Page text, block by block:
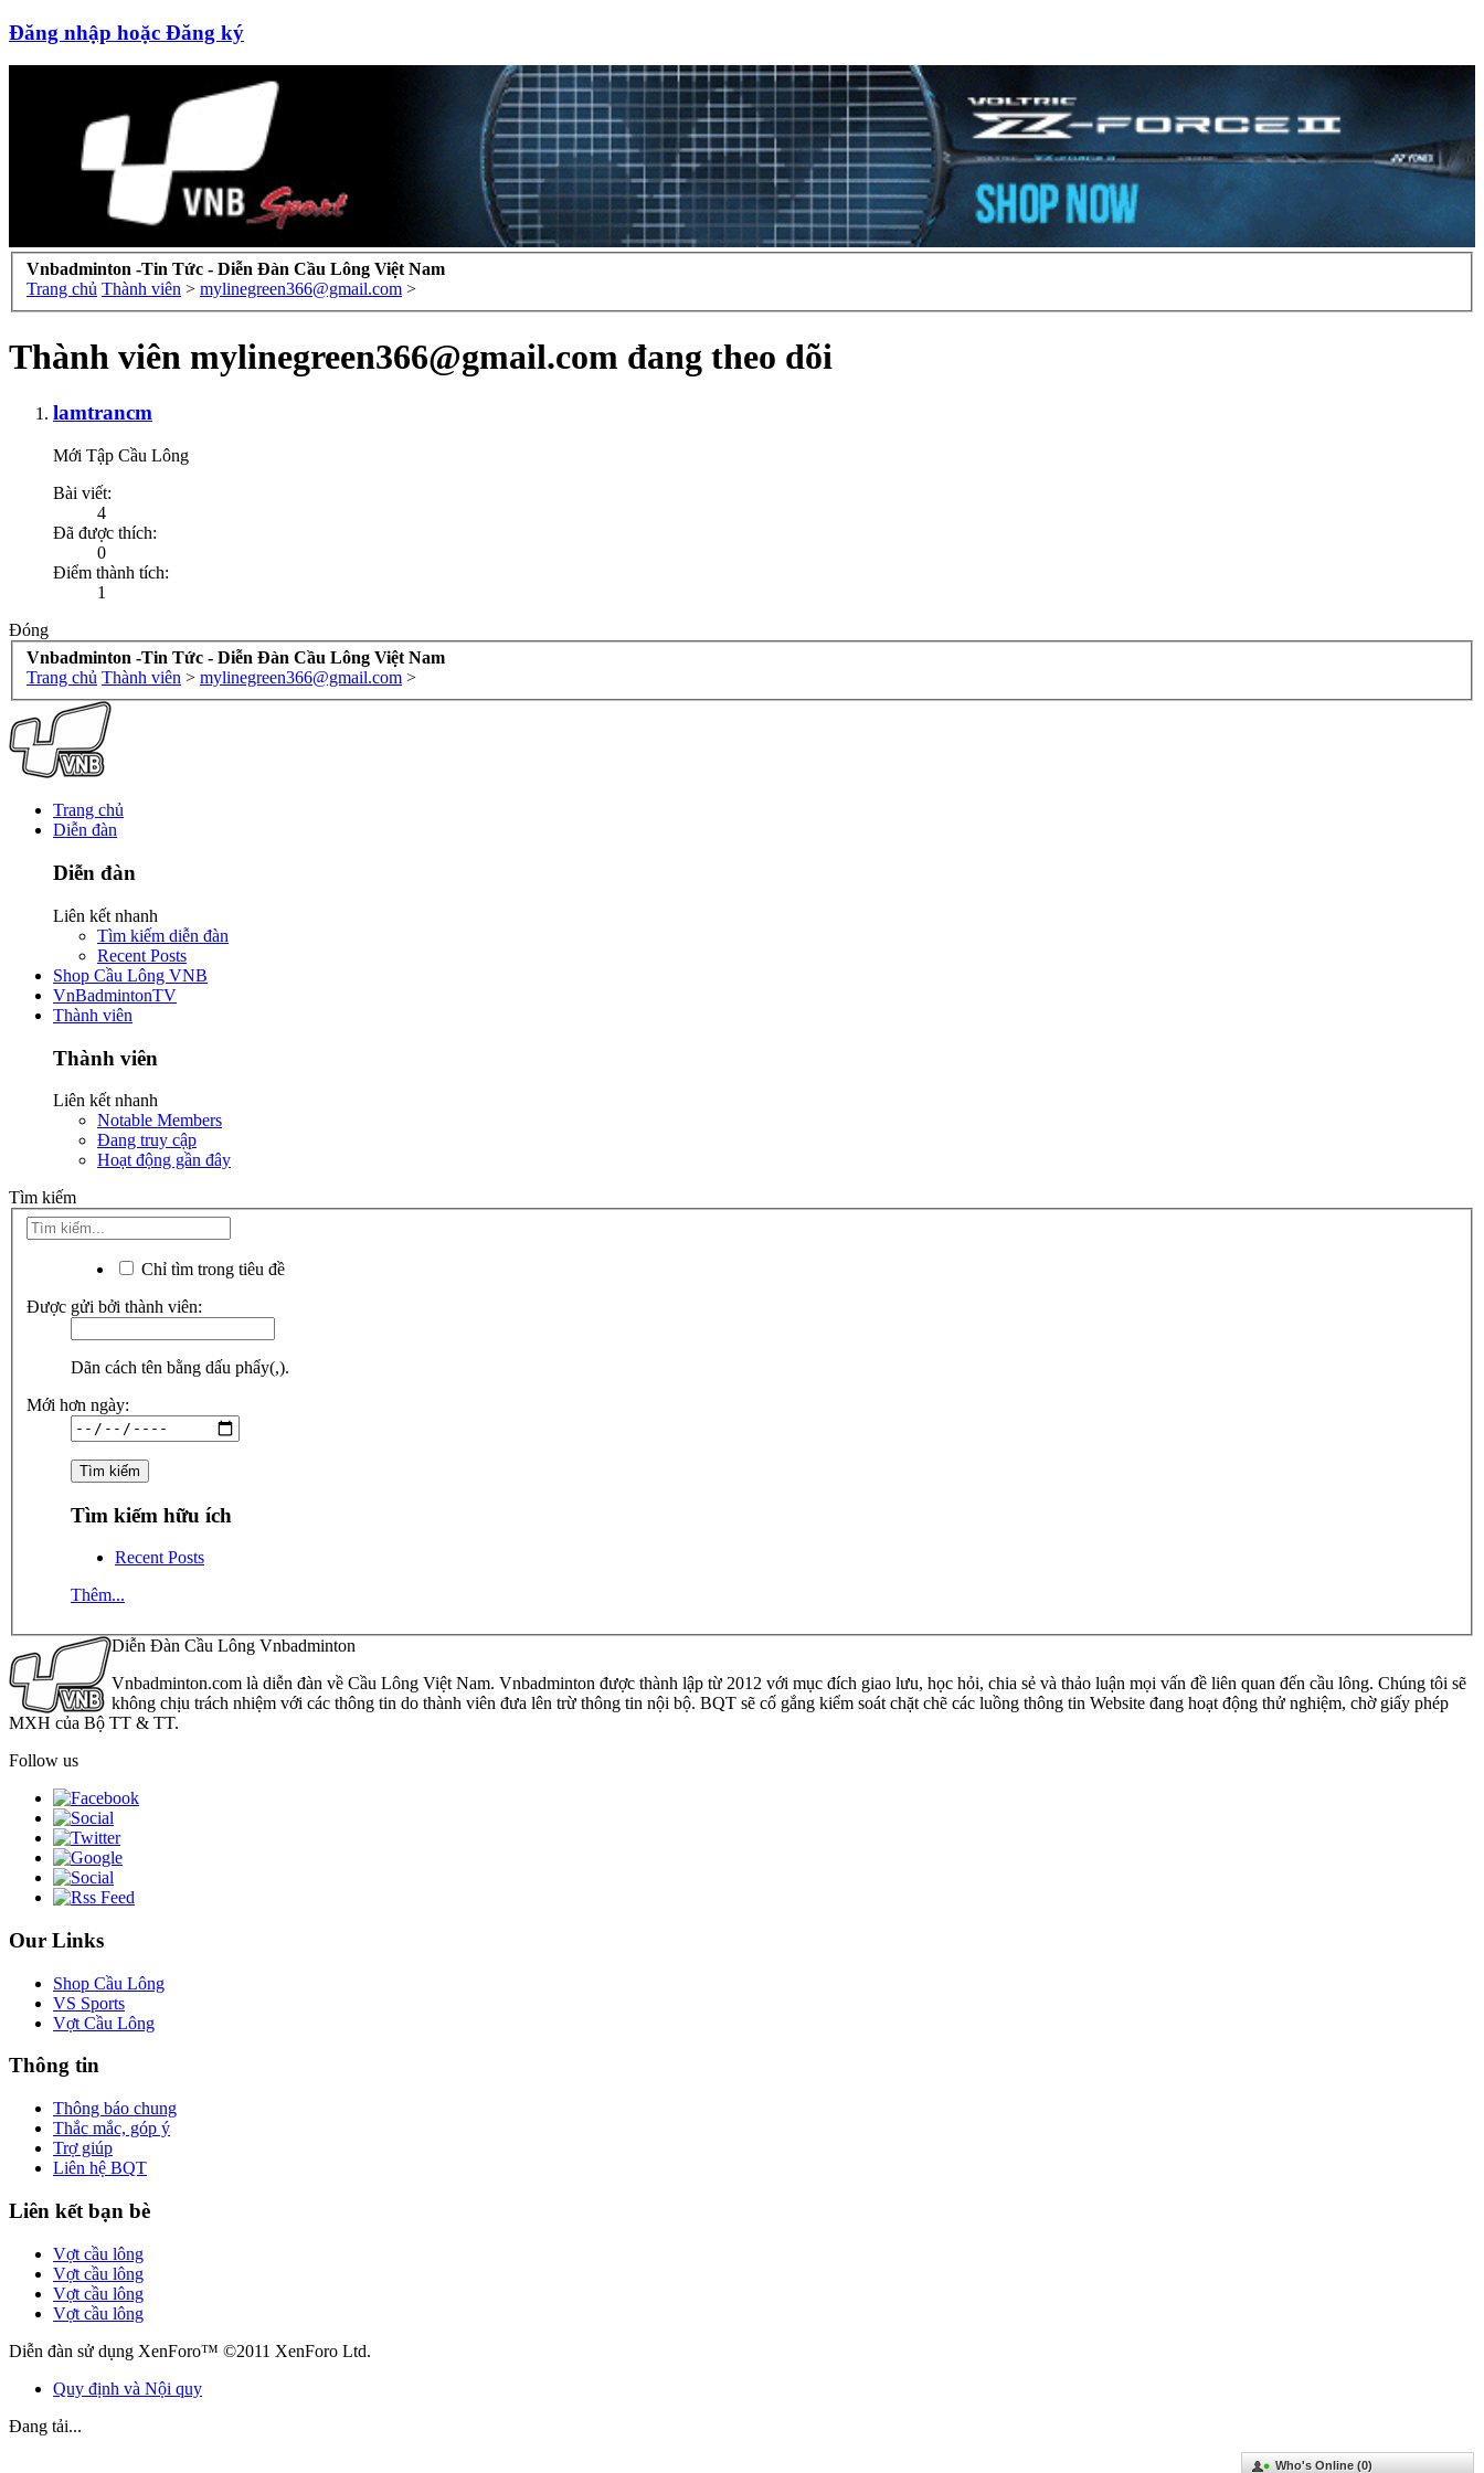
Đăng nhập hoặc Đăng ký
Vnbadminton -Tin Tức - Diễn Đàn Cầu Lông Việt Nam
Trang chủ Thành viên > mylinegreen366@gmail.com >
Thành viên mylinegreen366@gmail.com đang theo dõi
lamtrancm
Mới Tập Cầu Lông
Bài viết:
4
Đã được thích:
0
Điểm thành tích:
1
Đóng
Vnbadminton -Tin Tức - Diễn Đàn Cầu Lông Việt Nam
Trang chủ Thành viên > mylinegreen366@gmail.com >
Trang chủ
Diễn đàn
Diễn đàn
Liên kết nhanh
Tìm kiếm diễn đàn
Recent Posts
Shop Cầu Lông VNB
VnBadmintonTV
Thành viên
Thành viên
Liên kết nhanh
Notable Members
Đang truy cập
Hoạt động gần đây
Tìm kiếm
Chỉ tìm trong tiêu đề
Được gửi bởi thành viên:
Dãn cách tên bằng dấu phẩy(,).
Mới hơn ngày:
Tìm kiếm hữu ích
Recent Posts
Thêm...
Diễn Đàn Cầu Lông Vnbadminton
Vnbadminton.com là diễn đàn về Cầu Lông Việt Nam. Vnbadminton được thành lập từ 2012 với mục đích giao lưu, học hỏi, chia sẻ và thảo luận mọi vấn đề liên quan đến cầu lông. Chúng tôi sẽ
không chịu trách nhiệm với các thông tin do thành viên đưa lên trừ thông tin nội bộ. BQT sẽ cố gắng kiểm soát chặt chẽ các luồng thông tin Website đang hoạt động thử nghiệm, chờ giấy phép
MXH của Bộ TT & TT.
Follow us
Our Links
Shop Cầu Lông
VS Sports
Vợt Cầu Lông
Thông tin
Thông báo chung
Thắc mắc, góp ý
Trợ giúp
Liên hệ BQT
Liên kết bạn bè
Vợt cầu lông
Vợt cầu lông
Vợt cầu lông
Vợt cầu lông
Diễn đàn sử dụng XenForo™ ©2011 XenForo Ltd.
Quy định và Nội quy
Đang tải...
Who's Online (0)